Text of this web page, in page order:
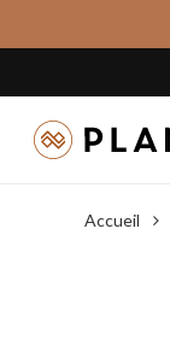
to
content
Accueil